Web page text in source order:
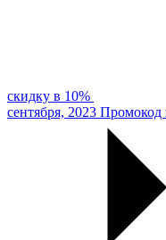
скидку в 10%
сентября, 2023 Промокод